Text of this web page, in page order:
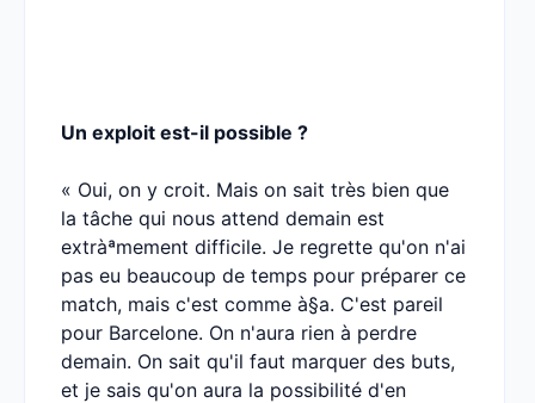
Un exploit est-il possible ?
« Oui, on y croit. Mais on sait très bien que
la tâche qui nous attend demain est
extràªmement difficile. Je regrette qu'on n'ai
pas eu beaucoup de temps pour préparer ce
match, mais c'est comme à§a. C'est pareil
pour Barcelone. On n'aura rien à perdre
demain. On sait qu'il faut marquer des buts,
et je sais qu'on aura la possibilité d'en